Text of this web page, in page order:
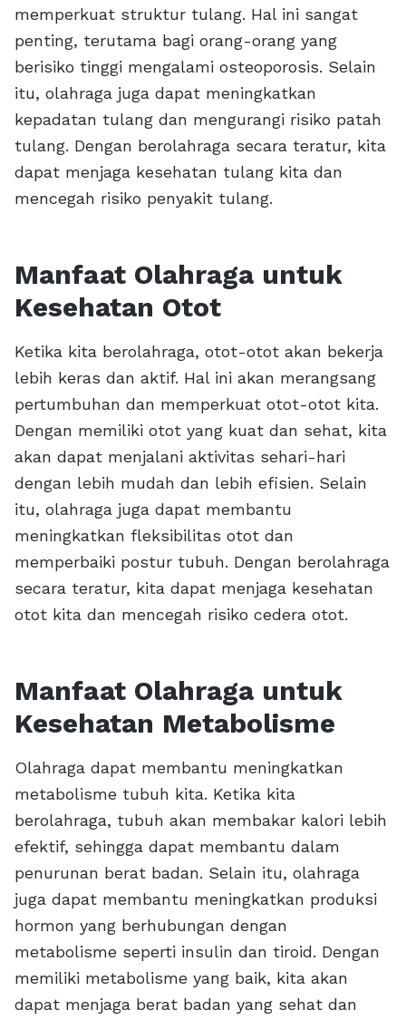
memperkuat struktur tulang. Hal ini sangat
penting, terutama bagi orang-orang yang
berisiko tinggi mengalami osteoporosis. Selain
itu, olahraga juga dapat meningkatkan
kepadatan tulang dan mengurangi risiko patah
tulang. Dengan berolahraga secara teratur, kita
dapat menjaga kesehatan tulang kita dan
mencegah risiko penyakit tulang.
Manfaat Olahraga untuk
Kesehatan Otot
Ketika kita berolahraga, otot-otot akan bekerja
lebih keras dan aktif. Hal ini akan merangsang
pertumbuhan dan memperkuat otot-otot kita.
Dengan memiliki otot yang kuat dan sehat, kita
akan dapat menjalani aktivitas sehari-hari
dengan lebih mudah dan lebih efisien. Selain
itu, olahraga juga dapat membantu
meningkatkan fleksibilitas otot dan
memperbaiki postur tubuh. Dengan berolahraga
secara teratur, kita dapat menjaga kesehatan
otot kita dan mencegah risiko cedera otot.
Manfaat Olahraga untuk
Kesehatan Metabolisme
Olahraga dapat membantu meningkatkan
metabolisme tubuh kita. Ketika kita
berolahraga, tubuh akan membakar kalori lebih
efektif, sehingga dapat membantu dalam
penurunan berat badan. Selain itu, olahraga
juga dapat membantu meningkatkan produksi
hormon yang berhubungan dengan
metabolisme seperti insulin dan tiroid. Dengan
memiliki metabolisme yang baik, kita akan
dapat menjaga berat badan yang sehat dan